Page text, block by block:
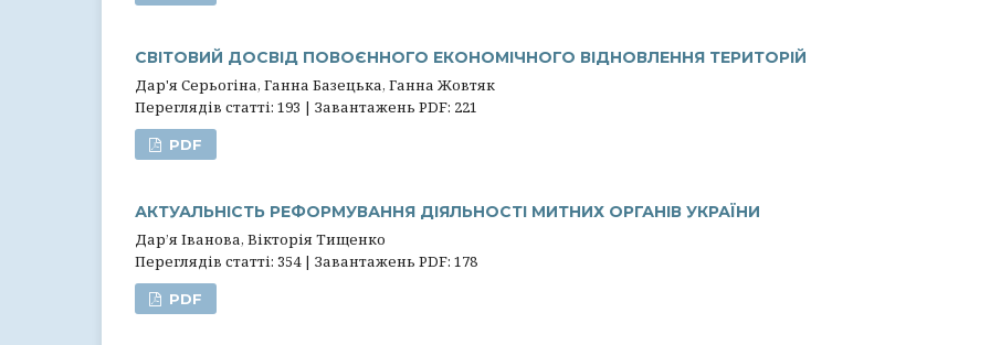
СВІТОВИЙ ДОСВІД ПОВОЄННОГО ЕКОНОМІЧНОГО ВІДНОВЛЕННЯ ТЕРИТОРІЙ
Дар'я Серьогіна, Ганна Базецька, Ганна Жовтяк
Переглядів статті: 193 | Завантажень PDF: 221
PDF
АКТУАЛЬНІСТЬ РЕФОРМУВАННЯ ДІЯЛЬНОСТІ МИТНИХ ОРГАНІВ УКРАЇНИ
Дар’я Іванова, Вікторія Тищенко
Переглядів статті: 354 | Завантажень PDF: 178
PDF